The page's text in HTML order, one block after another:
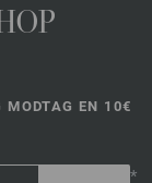
MODTAG EN 10€
*